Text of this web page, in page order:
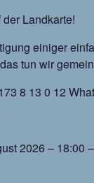
Landkarte!
einiger
tun wir
8 13 0 12
2026 – 18:00